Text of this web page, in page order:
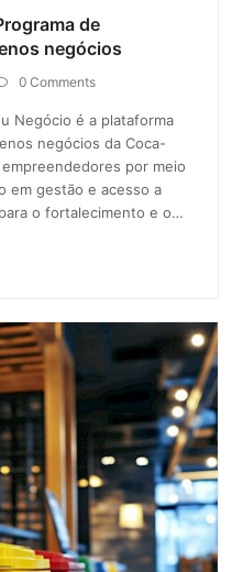
de
negócios
0 Comments
Negócio é a plataforma
negócios da Coca-
por meio
em gestão e acesso a
o fortalecimento e o…